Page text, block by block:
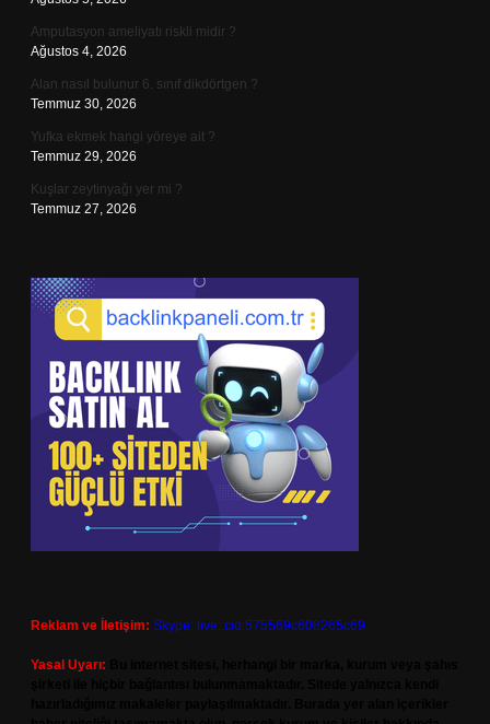
Amputasyon ameliyatı riskli midir ?
Ağustos 4, 2026
Alan nasıl bulunur 6. sınıf dikdörtgen ?
Temmuz 30, 2026
Yufka ekmek hangi yöreye ait ?
Temmuz 29, 2026
Kuşlar zeytinyağı yer mi ?
Temmuz 27, 2026
Reklam ve İletişim: Skype: live:.cid.575569c608265c69
Yasal Uyarı: